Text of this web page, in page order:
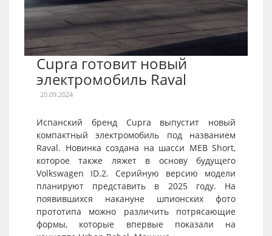
Cupra готовит новый
электромобиль Raval
20.09.2024
Испанский бренд Cupra выпустит новый
компактный электромобиль под названием
Raval. Новинка создана на шасси MEB Short,
которое также ляжет в основу будущего
Volkswagen ID.2. Серийную версию модели
планируют представить в 2025 году. На
появившихся накануне шпионских фото
прототипа можно различить потрясающие
формы, которые впервые показали на